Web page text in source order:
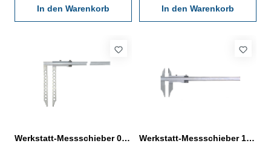
Genauigkeit nach DIN 862 -
Ablesung 0,02 mm / 1/1000" -
(dient nur zum Transport!)
Schnabellänge 150 mm
Messbereich 1000 mm / 40"
In den Warenkorb
Genauigkeit nach Werksnorm
- Ablesung 0,05 mm / 1/128" -
(dient nur zum Transport!)
Messbereich 1000 mm / 40"
In den Warenkorb
Werkstatt-Messschieber 0 -1000 mm analog mit Feineinstellung
Werkstatt-Messschieber 1000 x 150 mm mit Spitzen DIN 862